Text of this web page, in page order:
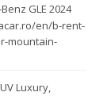
GLE 2024
en/b-rent-
mountain-
Luxury,